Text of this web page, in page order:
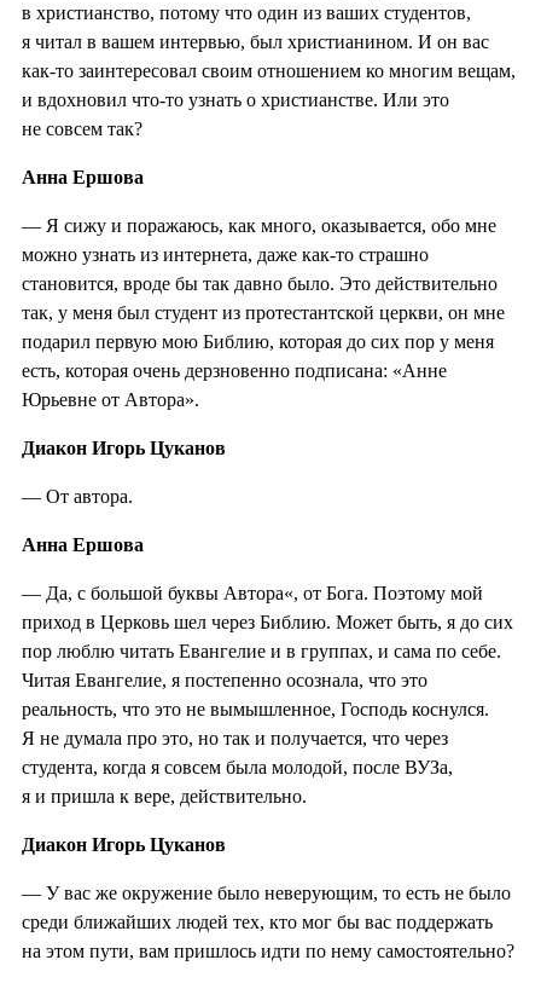
в христианство, потому что один из ваших студентов,
я читал в вашем интервью, был христианином. И он вас
как-то заинтересовал своим отношением ко многим вещам,
и вдохновил что-то узнать о христианстве. Или это
не совсем так?
Анна Ершова
— Я сижу и поражаюсь, как много, оказывается, обо мне
можно узнать из интернета, даже как-то страшно
становится, вроде бы так давно было. Это действительно
так, у меня был студент из протестантской церкви, он мне
подарил первую мою Библию, которая до сих пор у меня
есть, которая очень дерзновенно подписана: «Анне
Юрьевне от Автора».
Диакон Игорь Цуканов
— От автора.
Анна Ершова
— Да, с большой буквы Автора«, от Бога. Поэтому мой
приход в Церковь шел через Библию. Может быть, я до сих
пор люблю читать Евангелие и в группах, и сама по себе.
Читая Евангелие, я постепенно осознала, что это
реальность, что это не вымышленное, Господь коснулся.
Я не думала про это, но так и получается, что через
студента, когда я совсем была молодой, после ВУЗа,
я и пришла к вере, действительно.
Диакон Игорь Цуканов
— У вас же окружение было неверующим, то есть не было
среди ближайших людей тех, кто мог бы вас поддержать
на этом пути, вам пришлось идти по нему самостоятельно?